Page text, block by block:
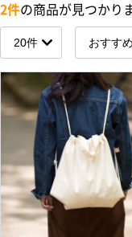
2件の商品が見つかり